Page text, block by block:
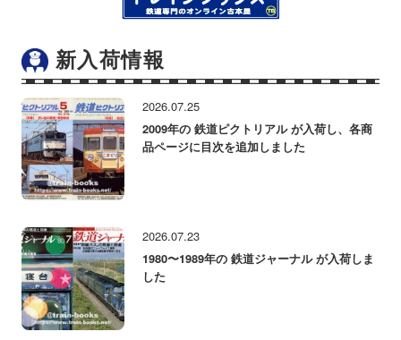
新入荷情報
2026.07.25
2009年の 鉄道ピクトリアル が入荷し、各商
品ページに目次を追加しました
2026.07.23
1980〜1989年の 鉄道ジャーナル が入荷しま
した